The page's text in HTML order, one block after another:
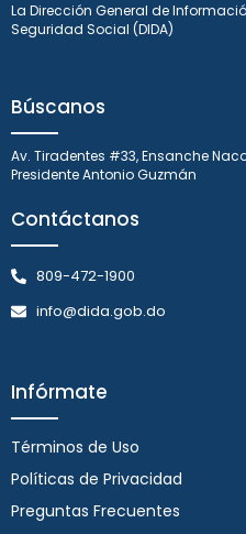
La Dirección General de
Seguridad Social (DIDA)
Búscanos
Av. Tiradentes #33, Ensanche
Presidente Antonio Guzmán
Contáctanos
809-472-1900
info@dida.gob.do
Infórmate
Términos de Uso
Políticas de Privacidad
Preguntas Frecuentes